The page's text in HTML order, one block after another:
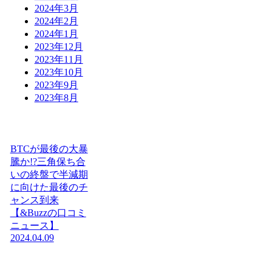
2024年3月
2024年2月
2024年1月
2023年12月
2023年11月
2023年10月
2023年9月
2023年8月
BTCが最後の大暴
騰か!?三角保ち合
いの終盤で半減期
に向けた最後のチ
ャンス到来
【&Buzzの口コミ
ニュース】
2024.04.09